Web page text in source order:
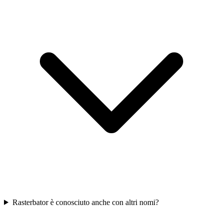
Rasterbator è conosciuto anche con altri nomi?